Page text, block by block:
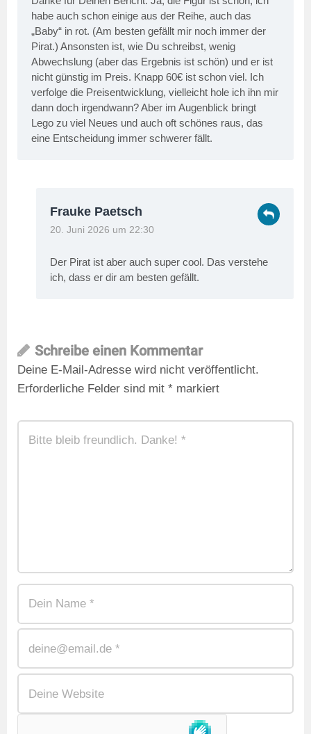
habe auch schon einige aus der Reihe, auch das
„Baby“ in rot. (Am besten gefällt mir noch immer der
Pirat.) Ansonsten ist, wie Du schreibst, wenig
Abwechslung (aber das Ergebnis ist schön) und er ist
nicht günstig im Preis. Knapp 60€ ist schon viel. Ich
verfolge die Preisentwicklung, vielleicht hole ich ihn mir
dann doch irgendwann? Aber im Augenblick bringt
Lego zu viel Neues und auch oft schönes raus, das
eine Entscheidung immer schwerer fällt.
Frauke Paetsch
20. Juni 2026 um 22:30
Der Pirat ist aber auch super cool. Das verstehe
ich, dass er dir am besten gefällt.
Schreibe einen Kommentar
Deine E-Mail-Adresse wird nicht veröffentlicht.
Erforderliche Felder sind mit * markiert